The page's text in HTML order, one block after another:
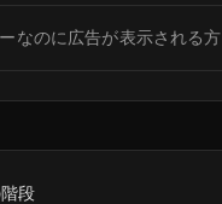
なのに広告が表示される方
段